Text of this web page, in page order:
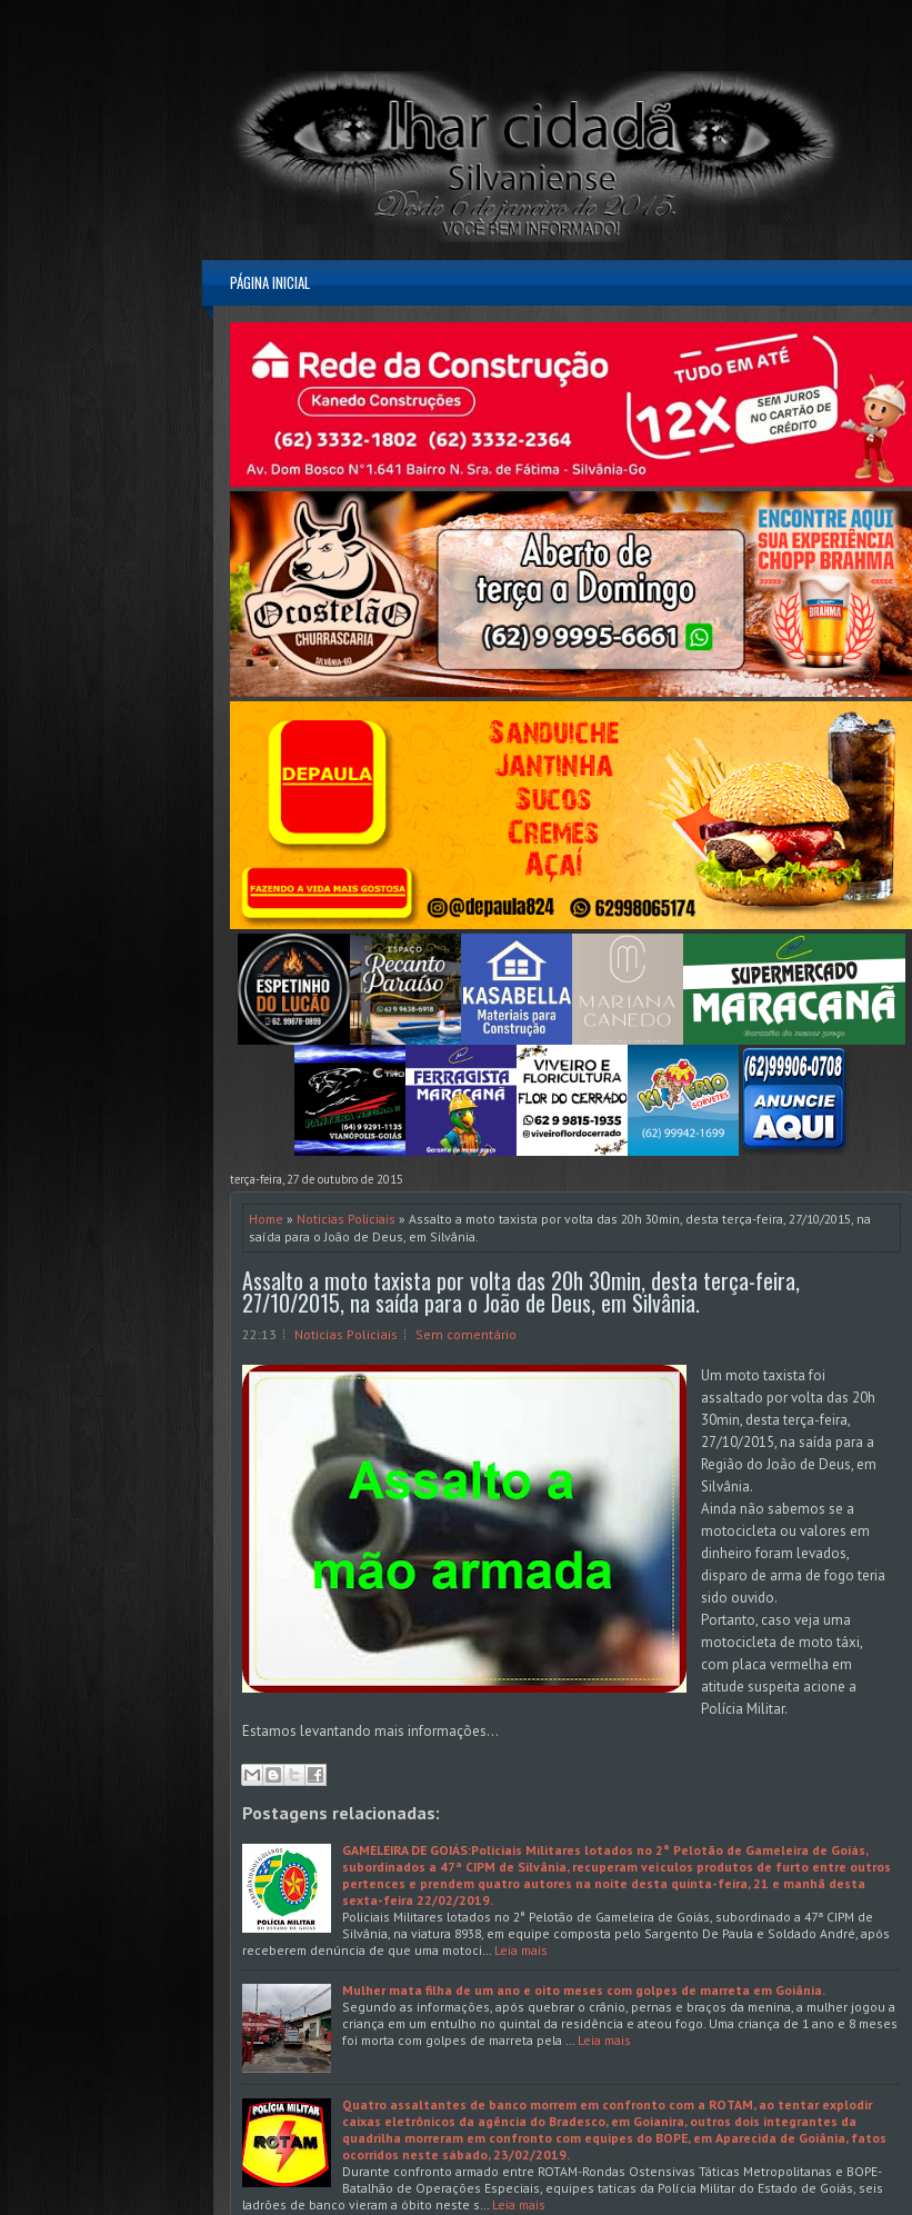
PÁGINA INICIAL
terça-feira, 27 de outubro de 2015
Home » Noticias Policiais » Assalto a moto taxista por volta das 20h 30min, desta terça-feira, 27/10/2015, na
saída para o João de Deus, em Silvânia.
Assalto a moto taxista por volta das 20h 30min, desta terça-feira,
27/10/2015, na saída para o João de Deus, em Silvânia.
22:13 Noticias Policiais Sem comentário
Um moto taxista foi
assaltado por volta das 20h
30min, desta terça-feira,
27/10/2015, na saída para a
Região do João de Deus, em
Silvânia.
Ainda não sabemos se a
motocicleta ou valores em
dinheiro foram levados,
disparo de arma de fogo teria
sido ouvido.
Portanto, caso veja uma
motocicleta de moto táxi,
com placa vermelha em
atitude suspeita acione a
Polícia Militar.
Estamos levantando mais informações...
Postagens relacionadas:
GAMELEIRA DE GOIÁS:Policiais Militares lotados no 2° Pelotão de Gameleira de Goiás,
subordinados a 47ª CIPM de Silvânia, recuperam veículos produtos de furto entre outros
pertences e prendem quatro autores na noite desta quinta-feira, 21 e manhã desta
sexta-feira 22/02/2019.
Policiais Militares lotados no 2° Pelotão de Gameleira de Goiás, subordinado a 47ª CIPM de
Silvânia, na viatura 8938, em equipe composta pelo Sargento De Paula e Soldado André, após
receberem denúncia de que uma motoci… Leia mais
Mulher mata filha de um ano e oito meses com golpes de marreta em Goiânia.
Segundo as informações, após quebrar o crânio, pernas e braços da menina, a mulher jogou a
criança em um entulho no quintal da residência e ateou fogo. Uma criança de 1 ano e 8 meses
foi morta com golpes de marreta pela … Leia mais
Quatro assaltantes de banco morrem em confronto com a ROTAM, ao tentar explodir
caixas eletrônicos da agência do Bradesco, em Goianira, outros dois integrantes da
quadrilha morreram em confronto com equipes do BOPE, em Aparecida de Goiânia, fatos
ocorridos neste sábado, 23/02/2019.
Durante confronto armado entre ROTAM-Rondas Ostensivas Táticas Metropolitanas e BOPE-
Batalhão de Operações Especiais, equipes taticas da Polícia Militar do Estado de Goiás, seis
ladrões de banco vieram a óbito neste s… Leia mais